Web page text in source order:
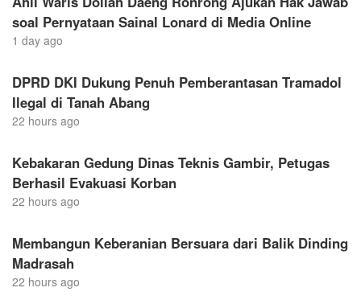
soal Pernyataan Sainal Lonard di Media Online
1 day ago
DPRD DKI Dukung Penuh Pemberantasan Tramadol
Ilegal di Tanah Abang
22 hours ago
Kebakaran Gedung Dinas Teknis Gambir, Petugas
Berhasil Evakuasi Korban
22 hours ago
Membangun Keberanian Bersuara dari Balik Dinding
Madrasah
22 hours ago